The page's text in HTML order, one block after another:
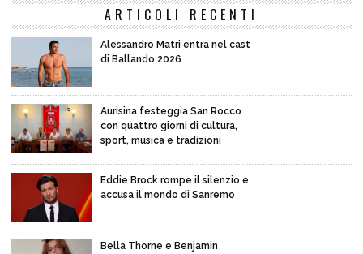
ARTICOLI RECENTI
Alessandro Matri entra nel cast
di Ballando 2026
Aurisina festeggia San Rocco
con quattro giorni di cultura,
sport, musica e tradizioni
Eddie Brock rompe il silenzio e
accusa il mondo di Sanremo
Bella Thorne e Benjamin